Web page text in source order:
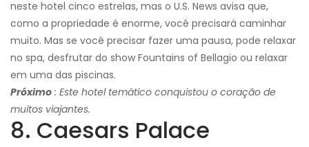
neste hotel cinco estrelas, mas o U.S. News avisa que,
como a propriedade é enorme, você precisará caminhar
muito. Mas se você precisar fazer uma pausa, pode relaxar
no spa, desfrutar do show Fountains of Bellagio ou relaxar
em uma das piscinas.
Próximo : Este hotel temático conquistou o coração de
muitos viajantes.
8. Caesars Palace